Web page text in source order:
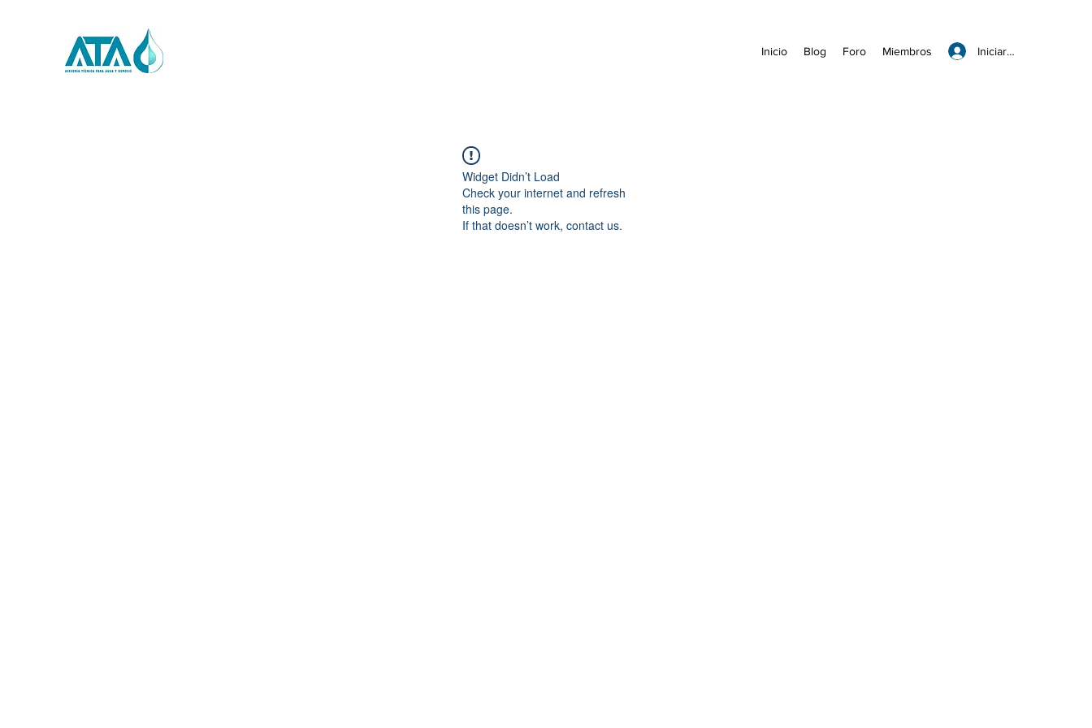
Iniciar sesión
Inicio Blog Foro Miembros
Widget Didn’t Load
Check your internet and refresh
this page.
If that doesn’t work, contact us.